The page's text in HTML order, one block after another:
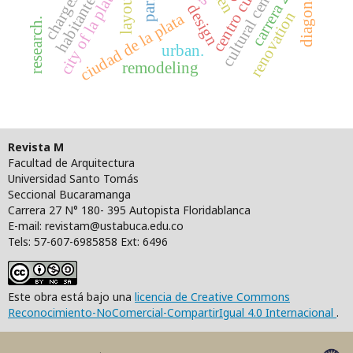
designcultural center
ciudad de la plata
city of la platalayout. carrera 2w
habitantes diagonal
remodeling renovation
urban.
charges
research.
Revista M
Facultad de Arquitectura
Universidad Santo Tomás
Seccional Bucaramanga
Carrera 27 N° 180- 395 Autopista Floridablanca
E-mail: revistam@ustabuca.edu.co
Tels: 57-607-6985858 Ext: 6496
Este obra está bajo una licencia de Creative Commons
Reconocimiento-NoComercial-CompartirIgual 4.0 Internacional .